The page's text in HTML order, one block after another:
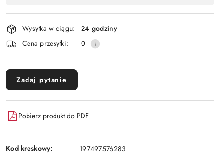
Wysyłka w ciągu:
24 godziny
Cena przesyłki:
0
Zadaj pytanie
Pobierz produkt do PDF
Kod kreskowy: 197497576283